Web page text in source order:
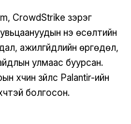
CrowdStrike зэрэг
үнэ өсөлтийн
ажилгүйдлийн өргөдөл,
улмаас буурсан.
хүчин зүйлс Palantir-ийн
болгосон.